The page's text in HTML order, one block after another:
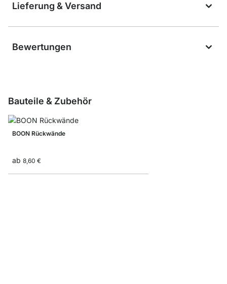
Lieferung & Versand
Bewertungen
Bauteile & Zubehör
BOON Rückwände
ab 8,60 €